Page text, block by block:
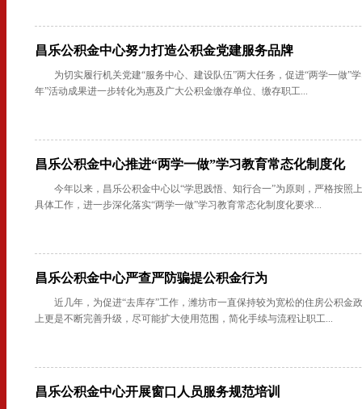
昌乐公积金中心努力打造公积金党建服务品牌
为切实履行机关党建“服务中心、建设队伍”两大任务，促进“两学一做”
年”活动成果进一步转化为惠及广大公积金缴存单位、缴存职工...
昌乐公积金中心推进“两学一做”学习教育常态化制度化
今年以来，昌乐公积金中心以“学思践悟、知行合一”为原则，严格按照
具体工作，进一步深化落实“两学一做”学习教育常态化制度化要求...
昌乐公积金中心严查严防骗提公积金行为
近几年，为促进“去库存”工作，潍坊市一直保持较为宽松的住房公积金
上更是不断完善升级，尽可能扩大使用范围，简化手续与流程让职工...
昌乐公积金中心开展窗口人员服务规范培训